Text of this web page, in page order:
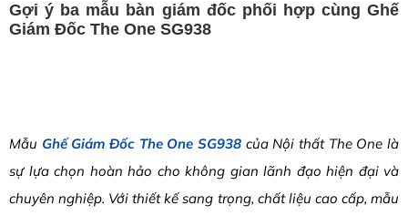
Gợi ý ba mẫu bàn giám đốc phối hợp cùng Ghế
Giám Đốc The One SG938
Mẫu Ghế Giám Đốc The One SG938 của Nội thất The One là
sự lựa chọn hoàn hảo cho không gian lãnh đạo hiện đại và
chuyên nghiệp. Với thiết kế sang trọng, chất liệu cao cấp, mẫu